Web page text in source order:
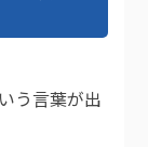
う言葉が出